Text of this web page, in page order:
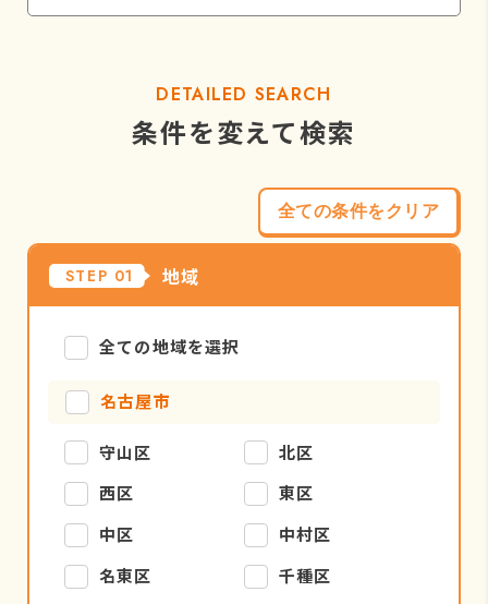
DETAILED SEARCH
条件を変えて検索
全ての条件をクリア
STEP 01 地域
全ての地域を選択
名古屋市
守山区
北区
西区
東区
中区
中村区
名東区
千種区